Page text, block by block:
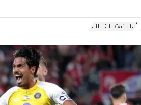
ליגת העל בכדורגל